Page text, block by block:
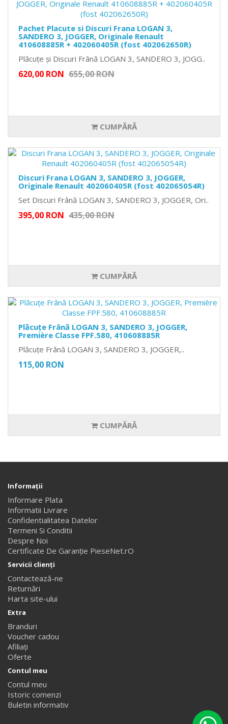
Pachet Placute si Discuri Frana LOGAN 3,
SANDERO 3, JOGGER, Originale Renault
410608885R + 402060405R (fost 402062650R)
Plăcuțe și Discuri Frână LOGAN 3, SANDERO 3, JOGG..
620,00 RON 655,00 RON
CUMPĂRĂ
Discuri Frana LOGAN 3, SANDERO 3, JOGGER,
Originale Renault 402060405R (fost 402065054R)
Set Discuri Frână LOGAN 3, SANDERO 3, JOGGER, Ori..
395,00 RON 435,00 RON
CUMPĂRĂ
Plăcuțe Frână LOGAN 3, SANDERO 3, JOGGER,
Première Classe FPF.580, 410608885R
Plăcuțe Frână LOGAN 3, SANDERO 3, JOGGER,..
115,00 RON
CUMPĂRĂ
Informaţii
Informare Plata
Informatii Livrare
Confidentialitatea Datelor
Termeni Si Conditii
Despre Noi
Certificate De Garanție PieseNet.rO
Servicii clienţi
Contactează-ne
Returnări
Harta site-ului
Extra
Branduri
Voucher cadou
Afiliaţi
Oferte
Contul meu
Contul meu
Istoric comenzi
Buletin informativ